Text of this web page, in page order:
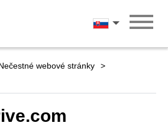
Slovenčina
webové stránky